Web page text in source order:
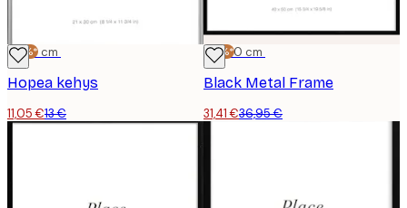
-15%*
21x30 cm
Hopea kehys
11,05 €13 €
-15%*
40x50 cm
Black Metal Frame
31,41 €36,95 €